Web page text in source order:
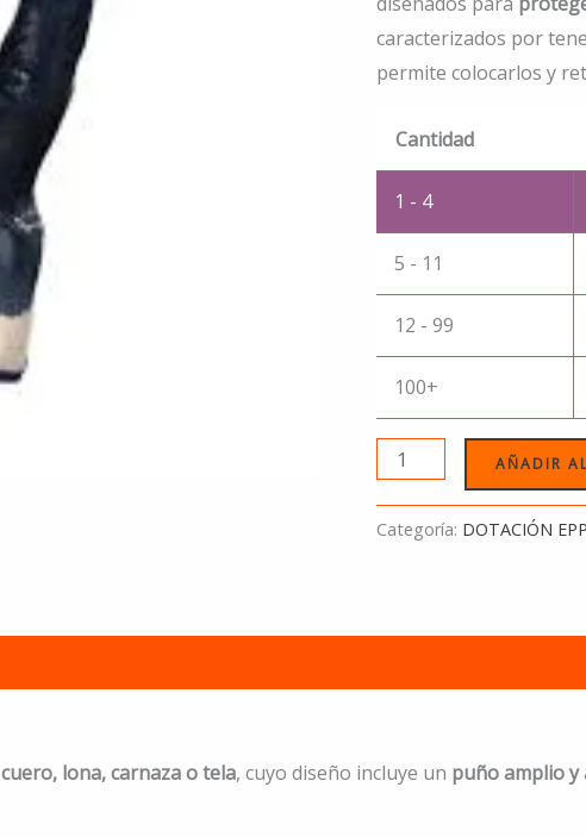
caracterizados por
permite colocarlos y
Cantidad
1 - 4
5 - 11
12 - 99
100+
AÑADIR
Categoría: DOTACIÓN EPP
cuero, lona, carnaza o tela, cuyo diseño incluye un puño amplio